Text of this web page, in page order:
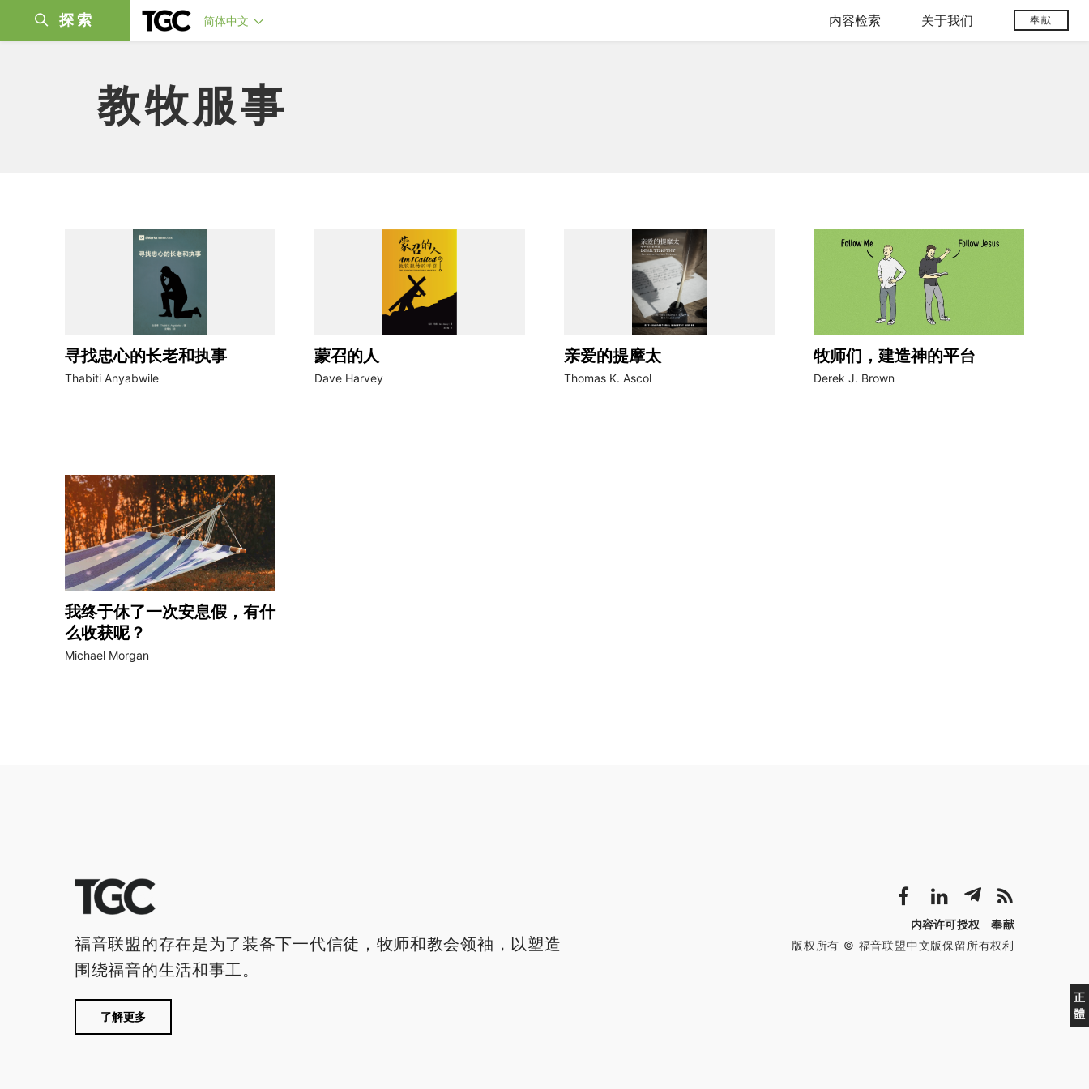
探索 简体中文 内容检索 关于我们 奉献
教牧服事
寻找忠心的长老和执事
Thabiti Anyabwile
蒙召的人
Dave Harvey
亲爱的提摩太
Thomas K. Ascol
牧师们，建造神的平台
Derek J. Brown
我终于休了一次安息假，有什
么收获呢？
Michael Morgan
正
體
福音联盟的存在是为了装备下一代信徒，牧师和教会领袖，以塑造
围绕福音的生活和事工。
了解更多
内容许可授权
奉献
版权所有 © 福音联盟中文版保留所有权利